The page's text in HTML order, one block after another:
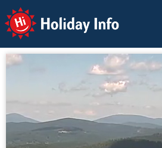
Holiday Info